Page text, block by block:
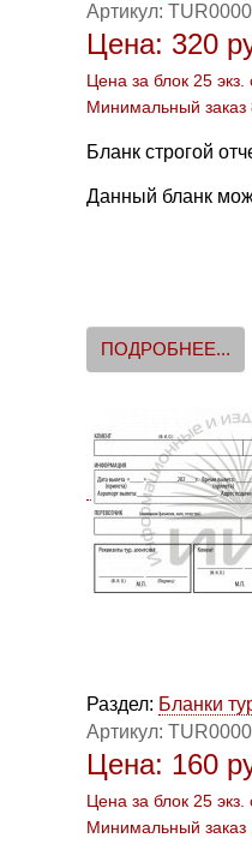
Артикул:
Цена: 320
Цена за блок 25
Минимальный заказ
Бланк строгой
Данный бланк
ПОДРОБНЕЕ...
Раздел: Бланки
Артикул:
Цена: 160
Цена за блок 25
Минимальный заказ